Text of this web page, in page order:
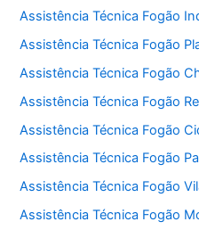
Assistência Técnica Fogão
Assistência Técnica Fogão
Assistência Técnica Fogão
Assistência Técnica Fogão
Assistência Técnica Fogão
Assistência Técnica Fogão
Assistência Técnica Fogão
Assistência Técnica Fogão